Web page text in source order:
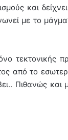
και
με το
τεκτονικής
από το
Πιθανώς και